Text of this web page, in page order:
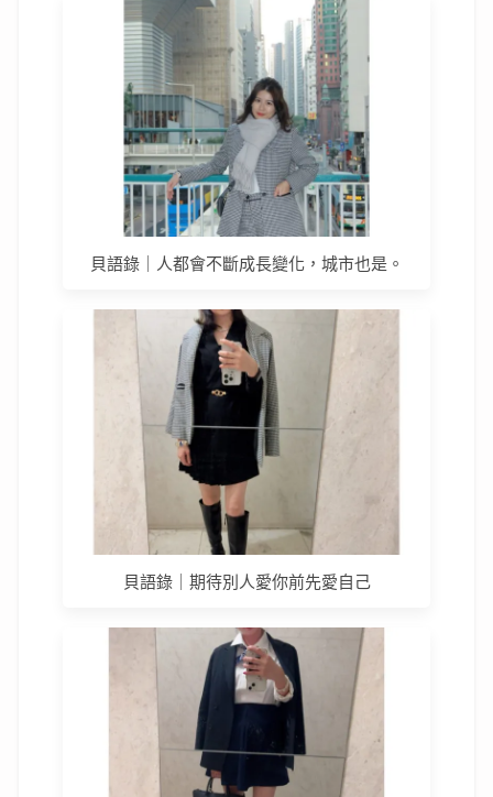
貝語錄｜人都會不斷成長變化，城市也是。
貝語錄｜期待別人愛你前先愛自己